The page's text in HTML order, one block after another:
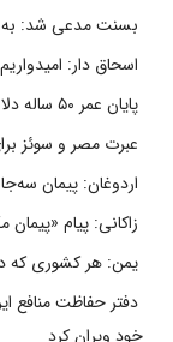
بسنت مدعی شد: به
اسحاق دار:
پایان عمر ۵۰ ساله دلارهای نفتی به دست ایران
عبرت مصر و سوئز
اردوغان: پیمان
زاکانی: پیام
یمن: هر کشوری که
دفتر حفاظت منافع
خود ویران کرد